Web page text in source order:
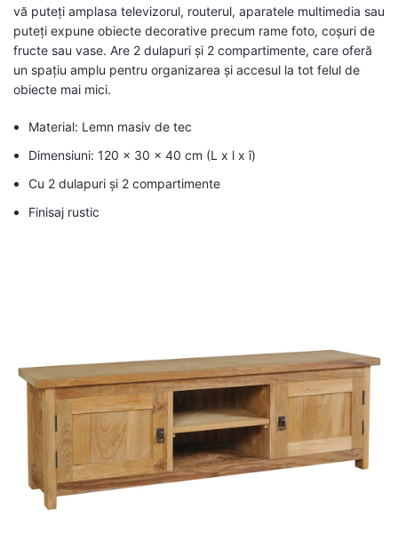
vă puteți amplasa televizorul, routerul, aparatele multimedia sau
puteți expune obiecte decorative precum rame foto, coșuri de
fructe sau vase. Are 2 dulapuri și 2 compartimente, care oferă
un spațiu amplu pentru organizarea și accesul la tot felul de
obiecte mai mici.
Material: Lemn masiv de tec
Dimensiuni: 120 x 30 x 40 cm (L x l x î)
Cu 2 dulapuri și 2 compartimente
Finisaj rustic